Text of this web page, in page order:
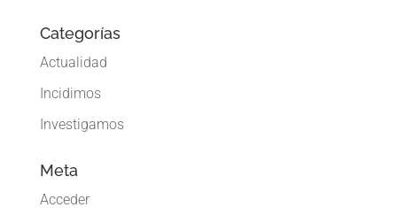
Categorías
Actualidad
Incidimos
Investigamos
Meta
Acceder